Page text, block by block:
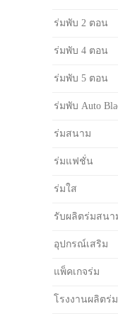
ร่มพับ 2 ตอน
ร่มพับ 4 ตอน
ร่มพับ 5 ตอน
ร่มพับ Auto
ร่มสนาม
ร่มแฟชั่น
ร่มใส
รับผลิตร่มสนา
อุปกรณ์เสริม
แพ็คเกจร่ม
โรงงานผลิตร่